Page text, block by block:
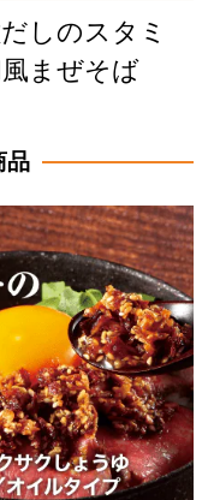
しのスタミ
まぜそば
品